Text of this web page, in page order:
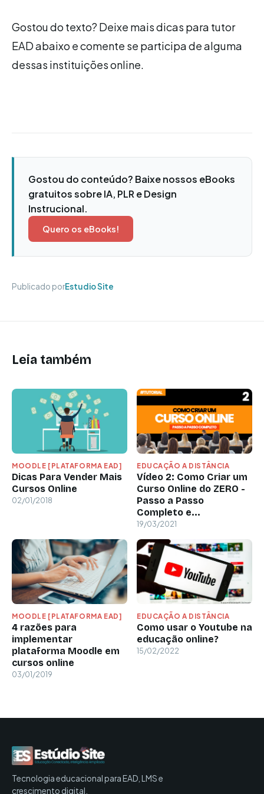
Gostou do texto? Deixe mais dicas para tutor
EAD abaixo e comente se participa de alguma
dessas instituições online.
Gostou do conteúdo? Baixe nossos eBooks
gratuitos sobre IA, PLR e Design
Instrucional.
Quero os eBooks!
Publicado porEstudio Site
Leia também
MOODLE [PLATAFORMA EAD]
Dicas Para Vender Mais
Cursos Online
02/01/2018
EDUCAÇÃO A DISTÂNCIA
Vídeo 2: Como Criar um
Curso Online do ZERO -
Passo a Passo
Completo e...
19/03/2021
MOODLE [PLATAFORMA EAD]
4 razões para
implementar
plataforma Moodle em
cursos online
03/01/2019
EDUCAÇÃO A DISTÂNCIA
Como usar o Youtube na
educação online?
15/02/2022
Tecnologia educacional para EAD, LMS e
crescimento digital.